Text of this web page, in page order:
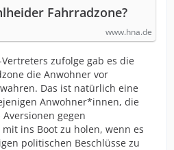
Fahrradzone?
www.hna.de
zufolge gab es die
die Anwohner vor
Das ist natürlich eine
Anwohner*innen, die
gegen
ins Boot zu holen, wenn es
politischen Beschlüsse zu